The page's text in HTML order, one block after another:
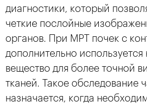
диагностики, который
четкие послойные
органов. При МРТ почек с
дополнительно используется
вещество для более точной
тканей. Такое обследование
назначается, когда